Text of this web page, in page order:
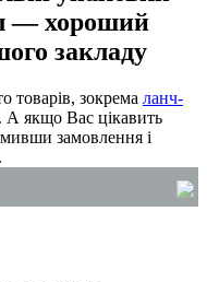
— хороший
закладу
товарів, зокрема ланч-
А якщо Вас цікавить
замовлення і